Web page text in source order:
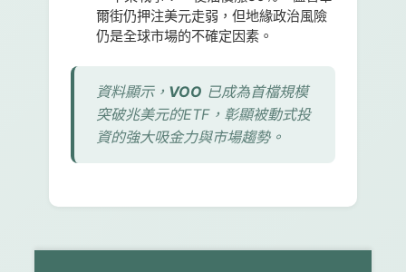
爾街仍押注美元走弱，但地緣政治風險
仍是全球市場的不確定因素。
資料顯示， VOO 已成為首檔規模
突破兆美元的ETF，彰顯被動式投
資的強大吸金力與市場趨勢。